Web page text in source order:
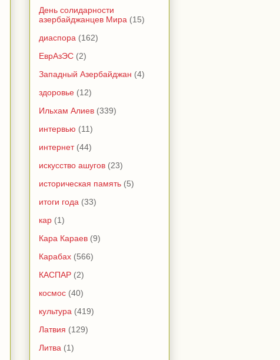
День солидарности
азербайджанцев Мира (15)
диаспора (162)
ЕврАзЭС (2)
Западный Азербайджан (4)
здоровье (12)
Ильхам Алиев (339)
интервью (11)
интернет (44)
искусство ашугов (23)
историческая память (5)
итоги года (33)
кар (1)
Кара Караев (9)
Карабах (566)
КАСПАР (2)
космос (40)
культура (419)
Латвия (129)
Литва (1)